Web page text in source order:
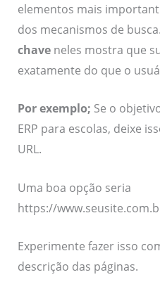
elementos mais
dos mecanismos de
chaveneles mostra que
exatamente do que o
Por exemplo; Se o
ERP para escolas, deixe
URL.
Uma boa opção seria
https://
Experimente fazer isso
descrição das páginas.